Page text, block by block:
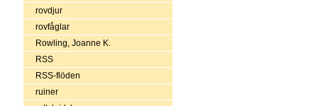
rovdjur
rovfåglar
Rowling, Joanne K.
RSS
RSS-flöden
ruiner